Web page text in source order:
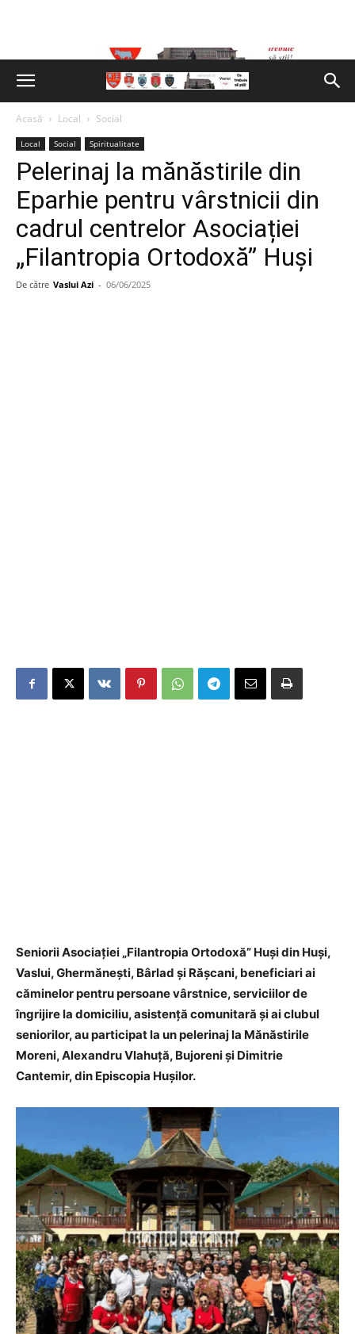
Acasă Local Social
Local Social Spiritualitate
Pelerinaj la mănăstirile din
Eparhie pentru vârstnicii din
cadrul centrelor Asociației
„Filantropia Ortodoxă” Huși
De către Vaslui Azi - 06/06/2025
Seniorii Asociației „Filantropia Ortodoxă” Huși din Huși,
Vaslui, Ghermănești, Bârlad și Rășcani, beneficiari ai
căminelor pentru persoane vârstnice, serviciilor de
îngrijire la domiciliu, asistență comunitară și ai clubul
seniorilor, au participat la un pelerinaj la Mănăstirile
Moreni, Alexandru Vlahuță, Bujoreni și Dimitrie
Cantemir, din Episcopia Hușilor.